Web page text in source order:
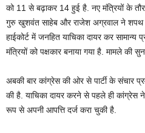
को 11 से बढ़ाकर 14 हुई है. नए मंत्रियों के
गुरु खुशवंत साहेब और राजेश अग्रवाल ने शपथ
हाईकोर्ट में जनहित याचिका दायर कर
मंत्रियों को पक्षकार बनाया गया है. मामले की
अबकी बार कांग्रेस की ओर से पार्टी के संचार
की है. याचिका दायर करने से पहले ही कांग्रेस
रूप से अपनी आपत्ति दर्ज करा चुकी है.